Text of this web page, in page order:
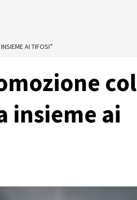
AI TIFOSI”
col
insieme ai